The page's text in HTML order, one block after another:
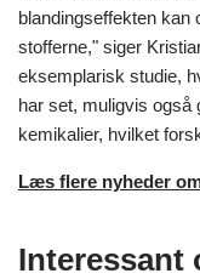
blandingseffekten kan
stofferne," siger
eksemplarisk studie,
har set, muligvis også
kemikalier, hvilket
Læs flere nyheder
Interessant